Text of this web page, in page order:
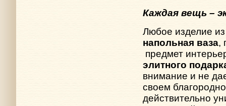
Каждая вещь –
Любое изделие из
напольная ваза,
предмет
элитного
внимание и не
своем
действительно